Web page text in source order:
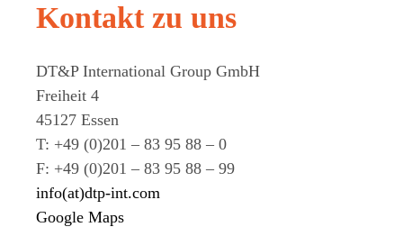
Kontakt zu uns
DT&P International Group GmbH
Freiheit 4
45127 Essen
T: +49 (0)201 – 83 95 88 – 0
F: +49 (0)201 – 83 95 88 – 99
info(at)dtp-int.com
Google Maps